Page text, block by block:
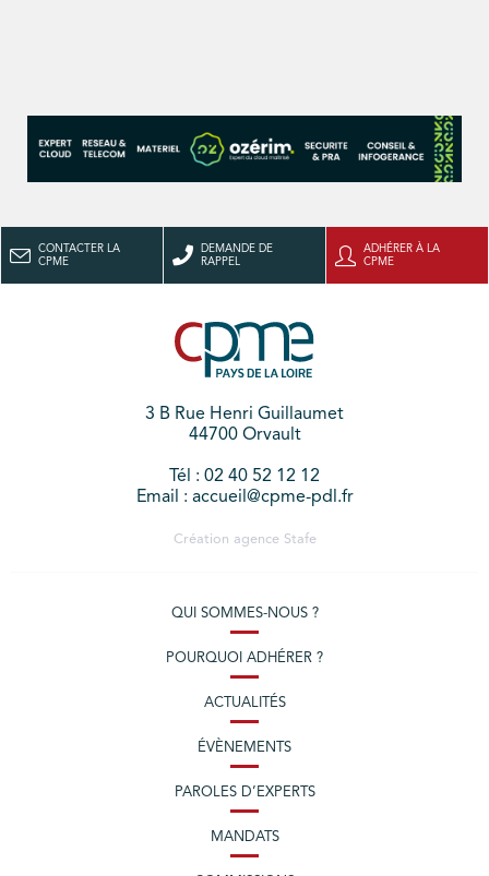
CONTACTER LA
CPME
DEMANDE DE
RAPPEL
ADHÉRER À LA
CPME
3 B Rue Henri Guillaumet
44700 Orvault
Tél : 02 40 52 12 12
Email : accueil@cpme-pdl.fr
Création agence Stafe
QUI SOMMES-NOUS ?
POURQUOI ADHÉRER ?
ACTUALITÉS
ÉVÈNEMENTS
PAROLES D’EXPERTS
MANDATS